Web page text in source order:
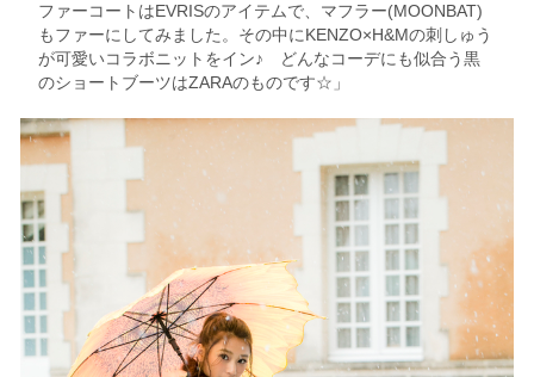
ファーコートはEVRISのアイテムで、マフラー(MOONBAT)
もファーにしてみました。その中にKENZO×H&Mの刺しゅう
が可愛いコラボニットをイン♪ どんなコーデにも似合う黒
のショートブーツはZARAのものです☆」